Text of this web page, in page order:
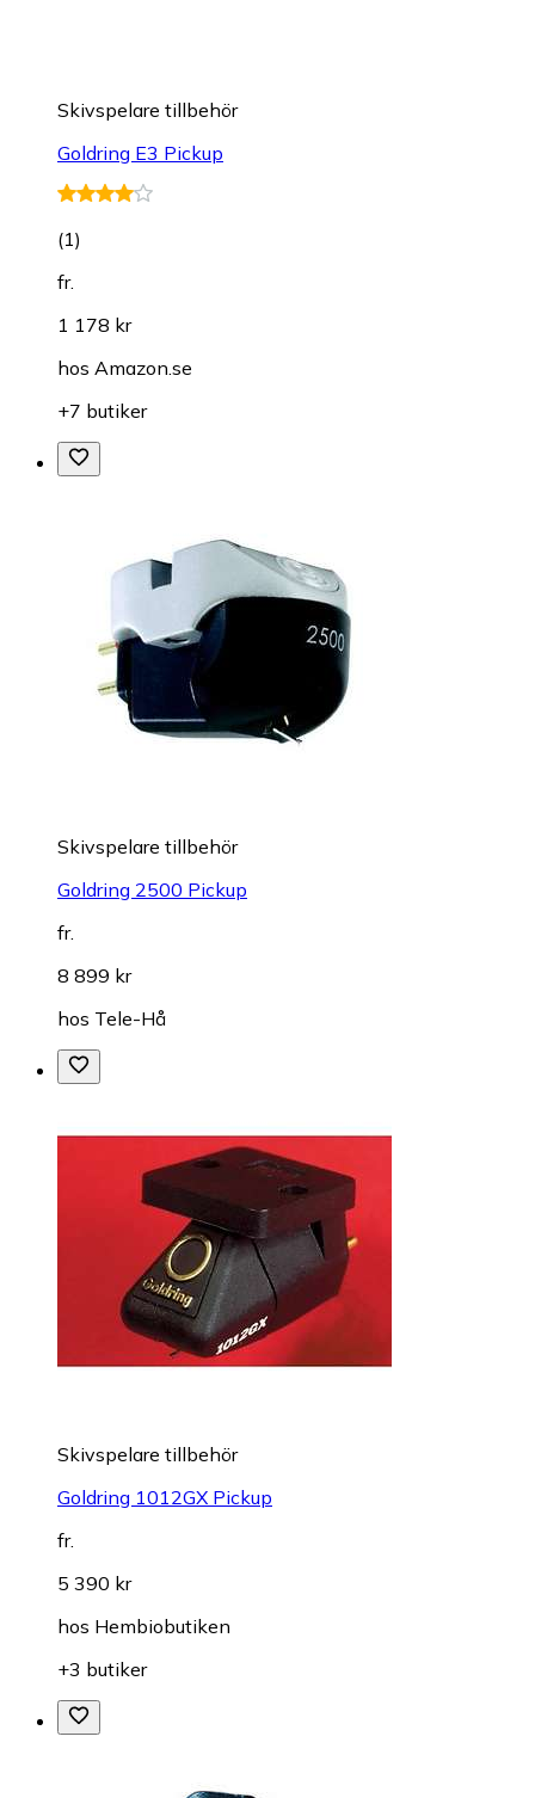
Skivspelare tillbehör
Goldring E3 Pickup
(1)
fr.
1 178 kr
hos Amazon.se
+7 butiker
Skivspelare tillbehör
Goldring 2500 Pickup
fr.
8 899 kr
hos Tele-Hå
Skivspelare tillbehör
Goldring 1012GX Pickup
fr.
5 390 kr
hos Hembiobutiken
+3 butiker